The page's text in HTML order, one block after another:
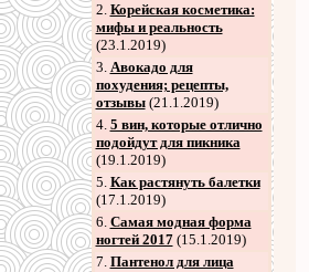
2. Корейская косметика:
мифы и реальность
(23.1.2019)
3. Авокадо для
похудения; рецепты,
отзывы(21.1.2019)
4. 5 вин, которые отлично
подойдут для пикника
(19.1.2019)
5. Как растянуть балетки
(17.1.2019)
6. Самая модная форма
ногтей 2017(15.1.2019)
7. Пантенол для лица